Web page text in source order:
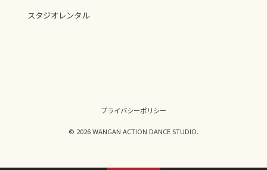
スタジオレンタル
プライバシーポリシー
© 2026 WANGAN ACTION DANCE STUDIO.